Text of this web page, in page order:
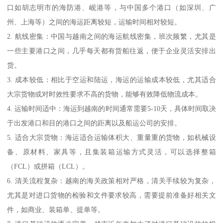
口如胡志明市的海防港、岘港等，与中国多个港口（如深圳、广
州、上海等）之间的海运距离较短，运输时间相对较短。
2. 航线密集：中国与越南之间的海运航线密集，班次频繁，尤其是
一些主要港口之间，几乎每天都有货船往返，便于企业灵活安排出
货。
3. 成本较低：相比于空运和陆运，海运的运输成本较低，尤其适合
大宗货物或对时效性要求不高的货物，能够有效降低物流成本。
4. 运输时间适中：海运到越南的时间通常需要5-10天，具体时间取决
于出发港口和目的港口之间的距离以及船运公司的安排。
5. 适合大宗货物：海运适合运输体积大、重量重的货物，如机械设
备、原材料、家具等，且集装箱运输方式灵活，可以选择整箱
（FCL）或拼箱（LCL）。
6. 清关流程复杂：越南的海关政策相对严格，清关手续较为复杂，
尤其是对进口货物的检验和文件要求较高，需要提前准备好相关文
件，如商业、装箱单、提单等。